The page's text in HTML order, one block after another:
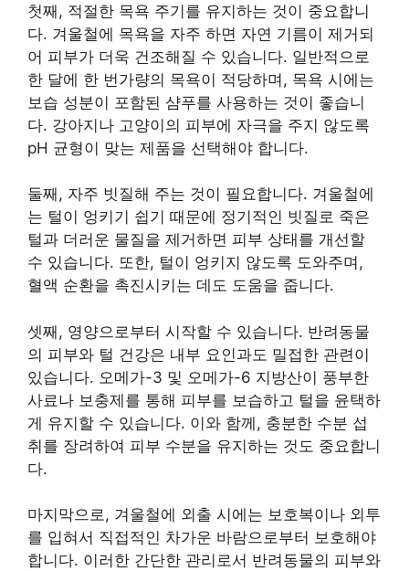
첫째, 적절한 목욕 주기를 유지하는 것이 중요합니
다. 겨울철에 목욕을 자주 하면 자연 기름이 제거되
어 피부가 더욱 건조해질 수 있습니다. 일반적으로
한 달에 한 번가량의 목욕이 적당하며, 목욕 시에는
보습 성분이 포함된 샴푸를 사용하는 것이 좋습니
다. 강아지나 고양이의 피부에 자극을 주지 않도록
pH 균형이 맞는 제품을 선택해야 합니다.
둘째, 자주 빗질해 주는 것이 필요합니다. 겨울철에
는 털이 엉키기 쉽기 때문에 정기적인 빗질로 죽은
털과 더러운 물질을 제거하면 피부 상태를 개선할
수 있습니다. 또한, 털이 엉키지 않도록 도와주며,
혈액 순환을 촉진시키는 데도 도움을 줍니다.
셋째, 영양으로부터 시작할 수 있습니다. 반려동물
의 피부와 털 건강은 내부 요인과도 밀접한 관련이
있습니다. 오메가-3 및 오메가-6 지방산이 풍부한
사료나 보충제를 통해 피부를 보습하고 털을 윤택하
게 유지할 수 있습니다. 이와 함께, 충분한 수분 섭
취를 장려하여 피부 수분을 유지하는 것도 중요합니
다.
마지막으로, 겨울철에 외출 시에는 보호복이나 외투
를 입혀서 직접적인 차가운 바람으로부터 보호해야
합니다. 이러한 간단한 관리로서 반려동물의 피부와